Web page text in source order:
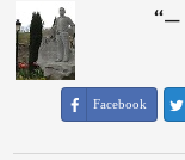
“—
Facebook